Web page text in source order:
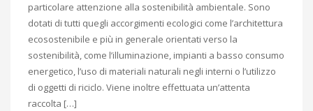
particolare attenzione alla sostenibilità ambientale. Sono
dotati di tutti quegli accorgimenti ecologici come l’architettura
ecosostenibile e più in generale orientati verso la
sostenibilità, come l’illuminazione, impianti a basso consumo
energetico, l’uso di materiali naturali negli interni o l’utilizzo
di oggetti di riciclo. Viene inoltre effettuata un’attenta
raccolta […]